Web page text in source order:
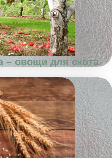
– овощи для скота